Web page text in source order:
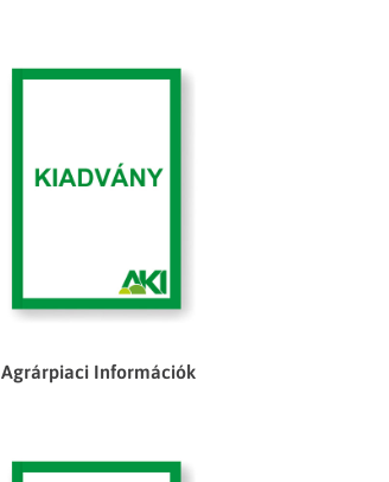
Agrárpiaci Információk